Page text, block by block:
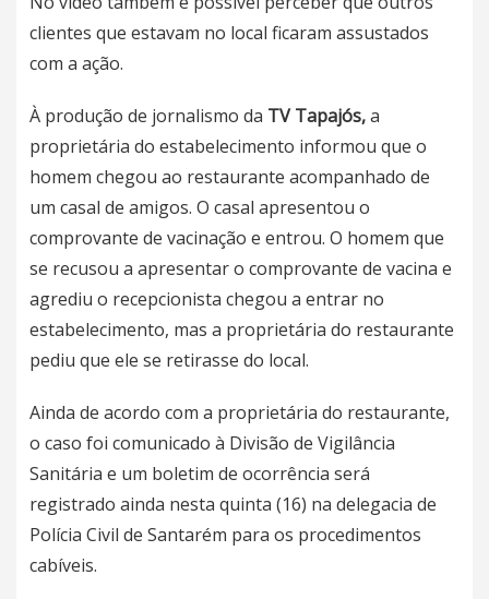
clientes que estavam no local ficaram assustados
com a ação.
À produção de jornalismo da TV Tapajós,a
proprietária do estabelecimento informou que o
homem chegou ao restaurante acompanhado de
um casal de amigos. O casal apresentou o
comprovante de vacinação e entrou. O homem que
se recusou a apresentar o comprovante de vacina e
agrediu o recepcionista chegou a entrar no
estabelecimento, mas a proprietária do restaurante
pediu que ele se retirasse do local.
Ainda de acordo com a proprietária do restaurante,
o caso foi comunicado à Divisão de Vigilância
Sanitária e um boletim de ocorrência será
registrado ainda nesta quinta (16) na delegacia de
Polícia Civil de Santarém para os procedimentos
cabíveis.